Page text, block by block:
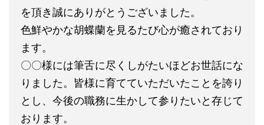
を頂き誠にありがとうございました。
色鮮やかな胡蝶蘭を見るたび心が癒されており
ます。
〇〇様には筆舌に尽くしがたいほどお世話にな
りました。皆様に育てていただいたことを誇り
とし、今後の職務に生かして参りたいと存じて
おります。